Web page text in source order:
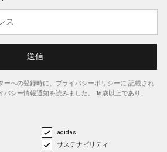
送信
への登録時に、 プライバシーポリシーに 記載され
シー情報通知を読みました。 16歳以上であり、
adidas
サステナビリティ